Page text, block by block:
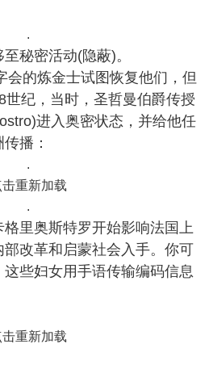
.
秘密活动(隐蔽)。
会的炼金士试图恢复他们，但
世纪，当时，圣哲曼伯爵传授
进入奥密状态，并给他任
播：
.
击重新加载
.
格里奥斯特罗开始影响法国上
改革和启蒙社会入手。你可
些妇女用手语传输编码信息
击重新加载